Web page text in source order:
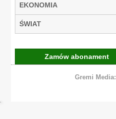
EKONOMIA
ŚWIAT
Zamów abonament
Gremi Media: